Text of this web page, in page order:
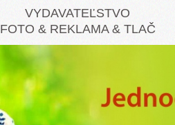
VYDAVATEĽSTVO
FOTO & REKLAMA & TLAČ